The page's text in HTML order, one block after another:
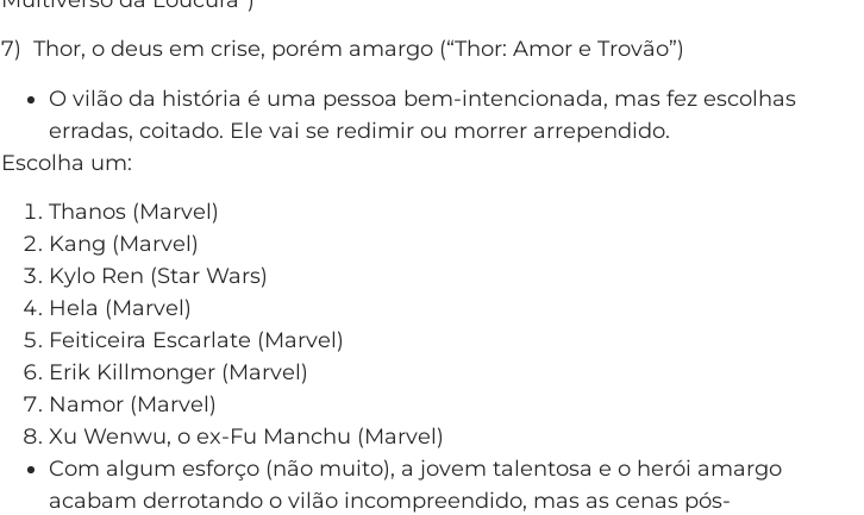
7) Thor, o deus em crise, porém amargo (“Thor: Amor e Trovão”)
O vilão da história é uma pessoa bem-intencionada, mas fez escolhas
erradas, coitado. Ele vai se redimir ou morrer arrependido.
Escolha um:
Thanos (Marvel)
Kang (Marvel)
Kylo Ren (Star Wars)
Hela (Marvel)
Feiticeira Escarlate (Marvel)
Erik Killmonger (Marvel)
Namor (Marvel)
Xu Wenwu, o ex-Fu Manchu (Marvel)
Com algum esforço (não muito), a jovem talentosa e o herói amargo
acabam derrotando o vilão incompreendido, mas as cenas pós-